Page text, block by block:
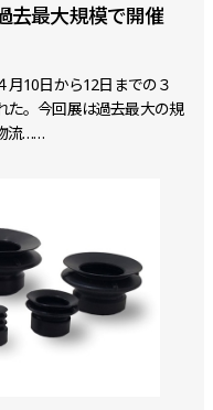
去最大規模で開催
10日から12日までの３
た。今回展は過去最大の規
流……